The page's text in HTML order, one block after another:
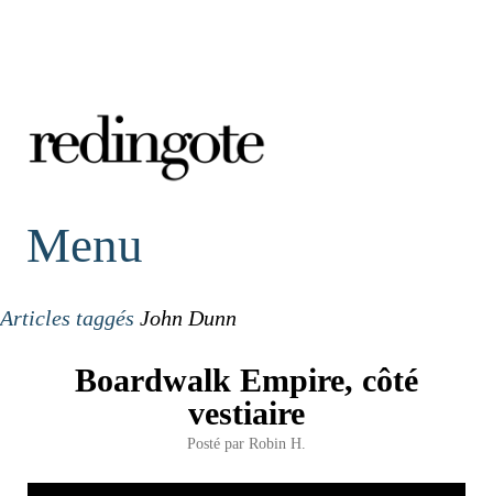
redingote.
Menu
Articles taggés John Dunn
Boardwalk Empire, côté
vestiaire
Posté par Robin H.